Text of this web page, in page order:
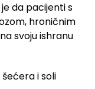
da pacijenti s
hroničnim
svoju ishranu
i soli